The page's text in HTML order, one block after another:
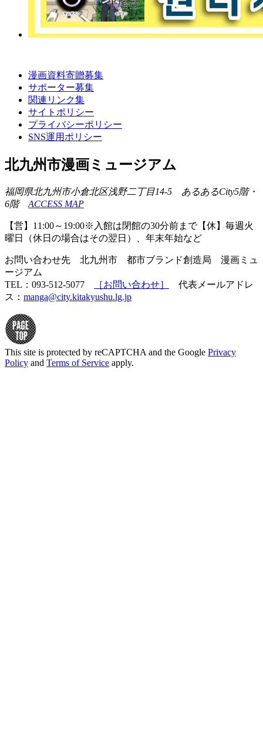
漫画資料寄贈募集
サポーター募集
関連リンク集
サイトポリシー
プライバシーポリシー
SNS運用ポリシー
北九州市漫画ミュージアム
福岡県北九州市小倉北区浅野二丁目14-5 あるあるCity5階・
6階 ACCESS MAP
【営】11:00～19:00※入館は閉館の30分前まで【休】毎週火
曜日（休日の場合はその翌日）、年末年始など
お問い合わせ先 北九州市 都市ブランド創造局 漫画ミュ
ージアム
TEL：093-512-5077
［お問い合わせ］
代表メールアドレ
ス： manga@city.kitakyushu.lg.jp
This site is protected by reCAPTCHA and the Google Privacy
Policy and Terms of Service apply.